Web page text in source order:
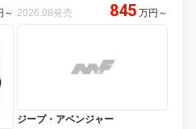
～ 2026.08発売 845 万円 ～
ジープ・アベンジャー